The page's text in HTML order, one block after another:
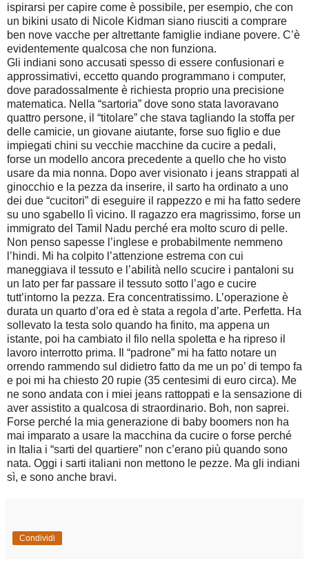
ispirarsi per capire come è possibile, per esempio, che con
un bikini usato di Nicole Kidman siano riusciti a comprare
ben nove vacche per altrettante famiglie indiane povere. C’è
evidentemente qualcosa che non funziona.
Gli indiani sono accusati spesso di essere confusionari e
approssimativi, eccetto quando programmano i computer,
dove paradossalmente è richiesta proprio una precisione
matematica. Nella “sartoria” dove sono stata lavoravano
quattro persone, il “titolare” che stava tagliando la stoffa per
delle camicie, un giovane aiutante, forse suo figlio e due
impiegati chini su vecchie macchine da cucire a pedali,
forse un modello ancora precedente a quello che ho visto
usare da mia nonna. Dopo aver visionato i jeans strappati al
ginocchio e la pezza da inserire, il sarto ha ordinato a uno
dei due “cucitori” di eseguire il rappezzo e mi ha fatto sedere
su uno sgabello lì vicino. Il ragazzo era magrissimo, forse un
immigrato del Tamil Nadu perché era molto scuro di pelle.
Non penso sapesse l’inglese e probabilmente nemmeno
l’hindi. Mi ha colpito l’attenzione estrema con cui
maneggiava il tessuto e l’abilità nello scucire i pantaloni su
un lato per far passare il tessuto sotto l’ago e cucire
tutt’intorno la pezza. Era concentratissimo. L’operazione è
durata un quarto d’ora ed è stata a regola d’arte. Perfetta. Ha
sollevato la testa solo quando ha finito, ma appena un
istante, poi ha cambiato il filo nella spoletta e ha ripreso il
lavoro interrotto prima. Il “padrone” mi ha fatto notare un
orrendo rammendo sul didietro fatto da me un po’ di tempo fa
e poi mi ha chiesto 20 rupie (35 centesimi di euro circa). Me
ne sono andata con i miei jeans rattoppati e la sensazione di
aver assistito a qualcosa di straordinario. Boh, non saprei.
Forse perché la mia generazione di baby boomers non ha
mai imparato a usare la macchina da cucire o forse perché
in Italia i “sarti del quartiere” non c’erano più quando sono
nata. Oggi i sarti italiani non mettono le pezze. Ma gli indiani
sì, e sono anche bravi.
Condividi